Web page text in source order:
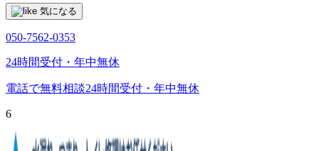
気になる
050-7562-0353
24時間受付・年中無休
電話で無料相談24時間受付・年中無休
6